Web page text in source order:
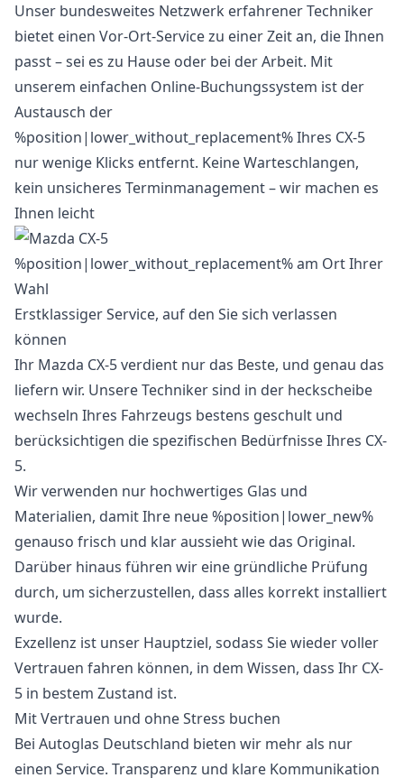
Unser bundesweites Netzwerk erfahrener Techniker
bietet einen Vor-Ort-Service zu einer Zeit an, die Ihnen
passt – sei es zu Hause oder bei der Arbeit. Mit
unserem einfachen Online-Buchungssystem ist der
Austausch der
%position|lower_without_replacement% Ihres CX-5
nur wenige Klicks entfernt. Keine Warteschlangen,
kein unsicheres Terminmanagement – wir machen es
Ihnen leicht
Erstklassiger Service, auf den Sie sich verlassen
können
Ihr Mazda CX-5 verdient nur das Beste, und genau das
liefern wir. Unsere Techniker sind in der heckscheibe
wechseln Ihres Fahrzeugs bestens geschult und
berücksichtigen die spezifischen Bedürfnisse Ihres CX-
5.
Wir verwenden nur hochwertiges Glas und
Materialien, damit Ihre neue %position|lower_new%
genauso frisch und klar aussieht wie das Original.
Darüber hinaus führen wir eine gründliche Prüfung
durch, um sicherzustellen, dass alles korrekt installiert
wurde.
Exzellenz ist unser Hauptziel, sodass Sie wieder voller
Vertrauen fahren können, in dem Wissen, dass Ihr CX-
5 in bestem Zustand ist.
Mit Vertrauen und ohne Stress buchen
Bei Autoglas Deutschland bieten wir mehr als nur
einen Service. Transparenz und klare Kommunikation